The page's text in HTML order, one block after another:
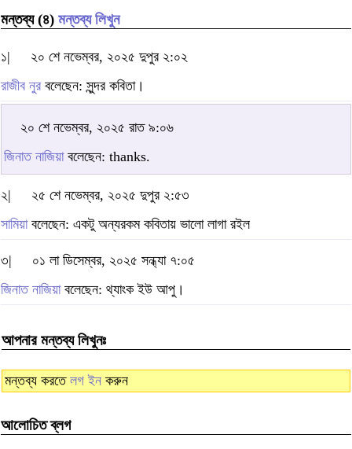
মন্তব্য (৪) মন্তব্য লিখুন
১|
২০ শে নভেম্বর, ২০২৫ দুপুর ২:০২
রাজীব নুর বলেছেন: সুন্দর কবিতা।
২০ শে নভেম্বর, ২০২৫ রাত ৯:০৬
জিনাত নাজিয়াবলেছেন: thanks.
২|
২৫ শে নভেম্বর, ২০২৫ দুপুর ২:৫৩
সামিয়াবলেছেন: একটু অন্যরকম কবিতায় ভালো লাগা রইল
৩|
০১ লা ডিসেম্বর, ২০২৫ সন্ধ্যা ৭:০৫
জিনাত নাজিয়াবলেছেন: থ্যাংক ইউ আপু।
আপনার মন্তব্য লিখুনঃ
মন্তব্য করতে লগ ইন করুন
আলোচিত ব্লগ